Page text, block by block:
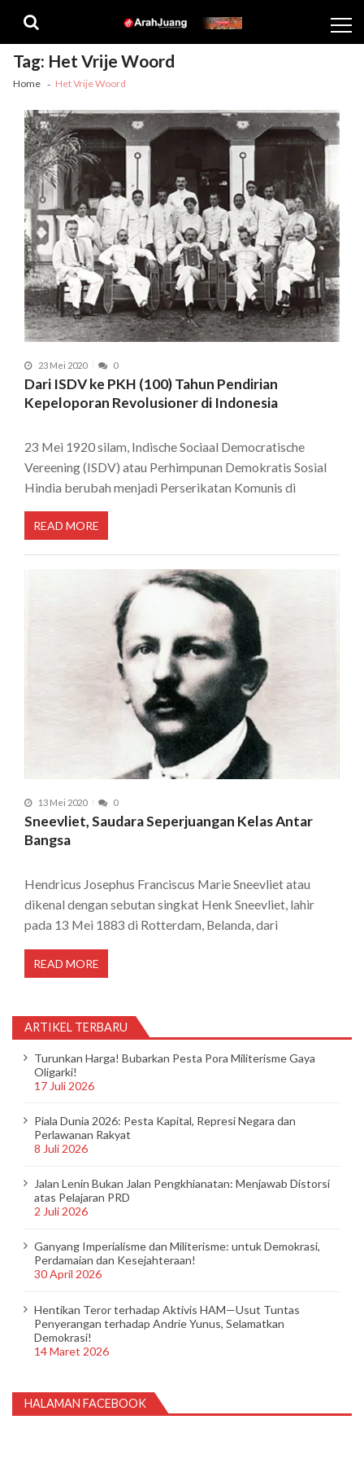
navigation
content
Tag: Het Vrije Woord
Home Het Vrije Woord
23 Mei 2020 0
Dari ISDV ke PKH (100) Tahun Pendirian
Kepeloporan Revolusioner di Indonesia
23 Mei 1920 silam, Indische Sociaal Democratische
Vereening (ISDV) atau Perhimpunan Demokratis Sosial
Hindia berubah menjadi Perserikatan Komunis di
READ MORE
13 Mei 2020 0
Sneevliet, Saudara Seperjuangan Kelas Antar
Bangsa
Hendricus Josephus Franciscus Marie Sneevliet atau
dikenal dengan sebutan singkat Henk Sneevliet, lahir
pada 13 Mei 1883 di Rotterdam, Belanda, dari
READ MORE
ARTIKEL TERBARU
Turunkan Harga! Bubarkan Pesta Pora Militerisme Gaya
Oligarki!
17 Juli 2026
Piala Dunia 2026: Pesta Kapital, Represi Negara dan
Perlawanan Rakyat
8 Juli 2026
Jalan Lenin Bukan Jalan Pengkhianatan: Menjawab Distorsi
atas Pelajaran PRD
2 Juli 2026
Ganyang Imperialisme dan Militerisme: untuk Demokrasi,
Perdamaian dan Kesejahteraan!
30 April 2026
Hentikan Teror terhadap Aktivis HAM—Usut Tuntas
Penyerangan terhadap Andrie Yunus, Selamatkan
Demokrasi!
14 Maret 2026
HALAMAN FACEBOOK